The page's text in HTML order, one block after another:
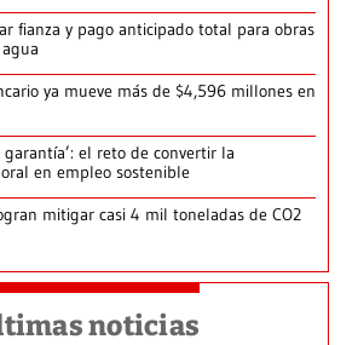
fianza y pago anticipado total para obras
ya mueve más de $4,596 millones en
garantía’: el reto de convertir la
en empleo sostenible
mitigar casi 4 mil toneladas de CO2
noticias